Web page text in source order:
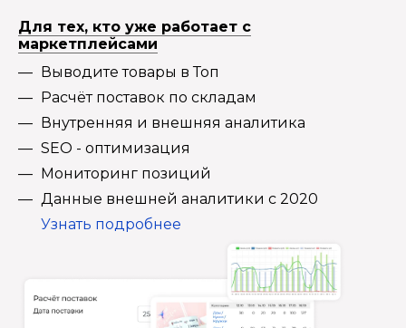
Для тех, кто уже работает с
маркетплейсами
Выводите товары в Топ
Расчёт поставок по складам
Внутренняя и внешняя аналитика
SEO - оптимизация
Мониторинг позиций
Данные внешней аналитики с 2020
Узнать подробнее